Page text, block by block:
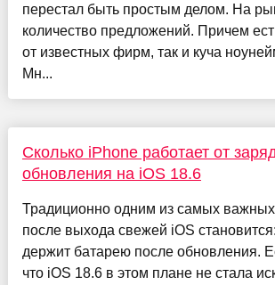
перестал быть простым делом. На
количество предложений. Причем
от известных фирм, так и куча
Мн...
Сколько iPhone работает от
обновления на iOS 18.6
Традиционно одним из самых
после выхода свежей iOS
держит батарею после обновления.
что iOS 18.6 в этом плане не стала